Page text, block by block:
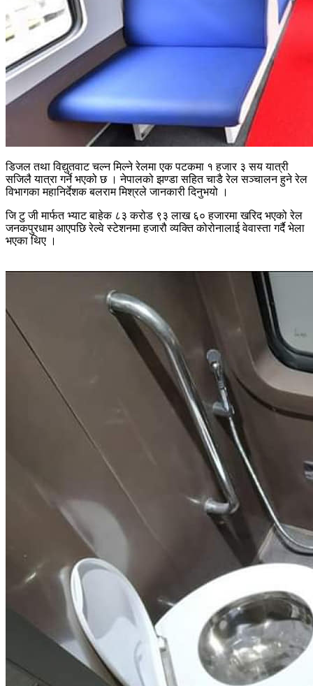
डिजल तथा विद्युतवाट चल्न मिल्ने रेलमा एक पटकमा १ हजार ३ सय यात्री
सजिलै यात्रा गर्ने भएको छ । नेपालको झण्डा सहित चाडै रेल सञ्चालन हुने रेल
विभागका महानिर्देशक बलराम मिश्रले जानकारी दिनुभयो ।
जि टु जी मार्फत भ्याट बाहेक ८३ करोड ९३ लाख ६० हजारमा खरिद भएको रेल
जनकपुरधाम आएपछि रेल्वे स्टेशनमा हजारौ व्यक्ति कोरोनालाई वेवास्ता गर्दै भेला
भएका थिए ।